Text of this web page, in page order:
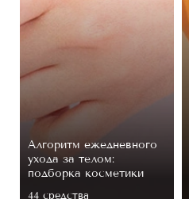
Алгоритм ежедневного
ухода за телом:
подборка косметики
44 средствa